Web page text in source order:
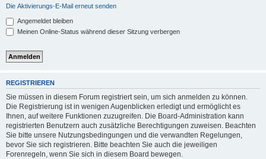
Die Aktivierungs-E-Mail erneut senden
Angemeldet bleiben
Meinen Online-Status während dieser Sitzung verbergen
REGISTRIEREN
Sie müssen in diesem Forum registriert sein, um sich anmelden zu können.
Die Registrierung ist in wenigen Augenblicken erledigt und ermöglicht es
Ihnen, auf weitere Funktionen zuzugreifen. Die Board-Administration kann
registrierten Benutzern auch zusätzliche Berechtigungen zuweisen. Beachten
Sie bitte unsere Nutzungsbedingungen und die verwandten Regelungen,
bevor Sie sich registrieren. Bitte beachten Sie auch die jeweiligen
Forenregeln, wenn Sie sich in diesem Board bewegen.